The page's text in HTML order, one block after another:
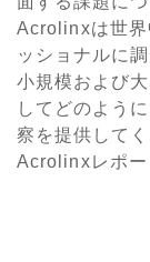
Acrolinxは世界
ッショナルに
小規模および
してどのよう
察を提供してく
Acrolinxレポー